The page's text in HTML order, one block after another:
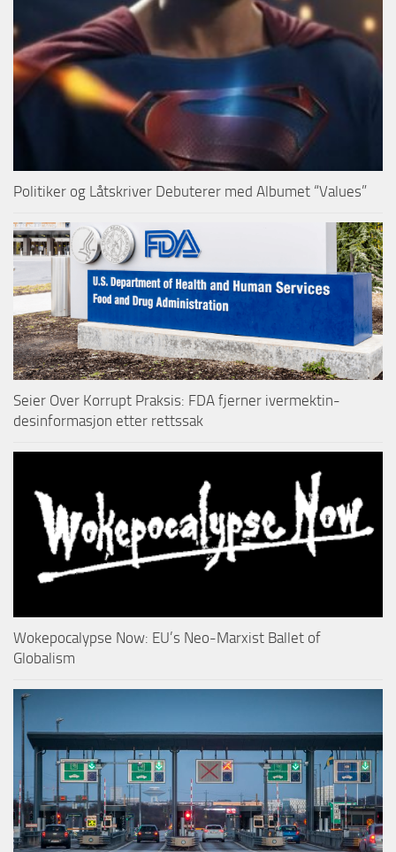
Politiker og Låtskriver Debuterer med Albumet “Values”
Seier Over Korrupt Praksis: FDA fjerner ivermektin-
desinformasjon etter rettssak
Wokepocalypse Now: EU’s Neo-Marxist Ballet of
Globalism